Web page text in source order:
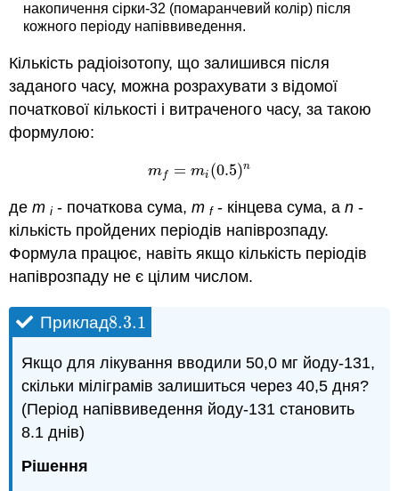
накопичення сірки-32 (помаранчевий колір) після
кожного періоду напіввиведення.
Кількість радіоізотопу, що залишився після
заданого часу, можна розрахувати з відомої
початкової кількості і витраченого часу, за такою
формулою:
mf = mi (0.5)n
m =mi(0.5)n
деmi - початкова сума,mf- кінцева сума, аn -
кількість пройдених періодів напіврозпаду.
Формула працює, навіть якщо кількість періодів
напіврозпаду не є цілим числом.
Приклад8.3.1
8.3.1
Якщо для лікування вводили 50,0 мг йоду-131,
скільки міліграмів залишиться через 40,5 дня?
(Період напіввиведення йоду-131 становить
8.1 днів)
Рішення